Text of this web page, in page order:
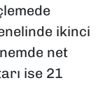
ikinci
net
ise 21